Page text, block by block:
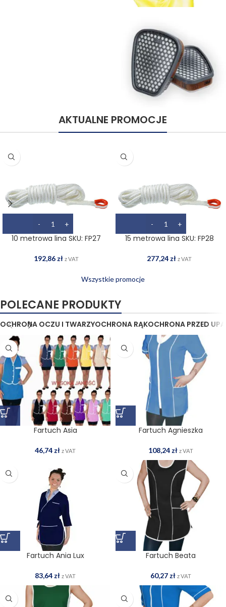
Ochrona przeciwpożarowa
Ochrona dróg oddechowych
AKTUALNE PROMOCJE
10 metrowa lina SKU: FP27
192,86 zł z VAT
15 metrowa lina SKU: FP28
277,24 zł z VAT
Wszystkie promocje
POLECANE PRODUKTY
OCHRONA OCZU I TWARZYOCHRONA RĄKOCHRONA PRZED
Fartuch Asia
46,74 zł z VAT
Fartuch Agnieszka
108,24 zł z VAT
Fartuch Ania Lux
83,64 zł z VAT
Fartuch Beata
60,27 zł z VAT